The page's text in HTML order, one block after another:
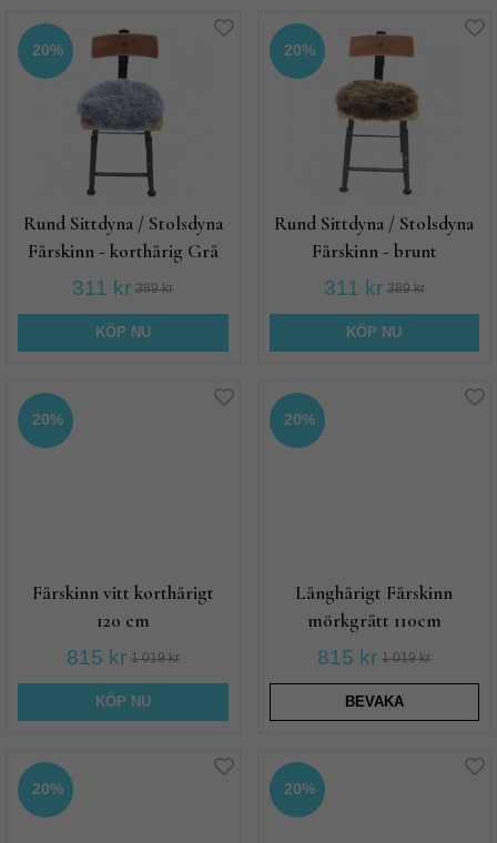
20%
Rund Sittdyna / Stolsdyna
Fårskinn - korthårig Grå
311 kr 389 kr
KÖP NU
20%
Rund Sittdyna / Stolsdyna
Fårskinn - brunt
311 kr 389 kr
KÖP NU
20%
Fårskinn vitt korthårigt
120 cm
815 kr 1 019 kr
KÖP NU
20%
Långhårigt Fårskinn
mörkgrått 110cm
815 kr 1 019 kr
BEVAKA
20% 20%